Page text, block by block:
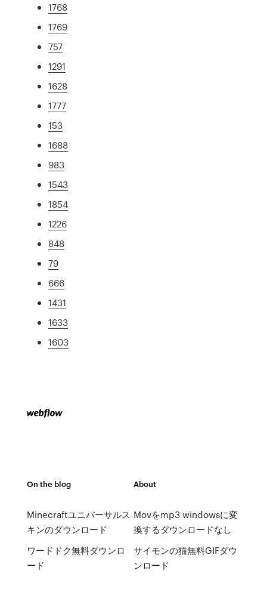
1768
1769
757
1291
1628
1777
153
1688
983
1543
1854
1226
848
79
666
1431
1633
1603
On the blog
Minecraftユニバーサルス
キンのダウンロード
ワードドク無料ダウンロ
ード
About
Movをmp3 windowsに変
換するダウンロードなし
サイモンの猫無料GIFダウ
ンロード